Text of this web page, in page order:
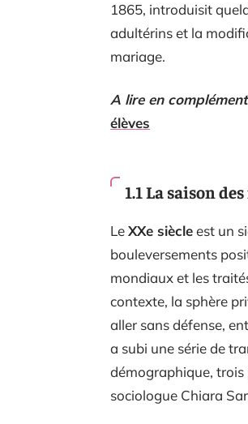
1865, introduisit
adultérins et la
mariage.
A lire en
élèves
1.1 La saison
LeXXe siècleest un
bouleversements
mondiaux et les
contexte, la sphère
aller sans défense,
a subi une série de
démographique, trois
sociologue Chiara